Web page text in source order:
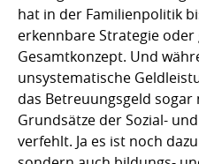
hat in der Familienpolitik
erkennbare Strategie oder
Gesamtkonzept. Und
unsystematische
das Betreuungsgeld
Grundsätze der Sozial-
verfehlt. Ja es ist noch